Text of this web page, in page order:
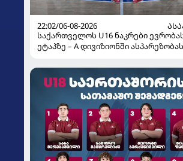
22:02/06-08-2026
საქართველოს U16 ნაკრები
ეტაპზე – A დივიზიონში